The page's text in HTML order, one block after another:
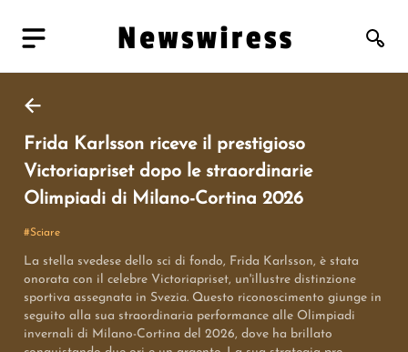
Frida Karlsson riceve il prestigioso
Victoriapriset dopo le straordinarie
Olimpiadi di Milano-Cortina 2026
#Sciare
La stella svedese dello sci di fondo, Frida Karlsson, è stata
onorata con il celebre Victoriapriset, un'illustre distinzione
sportiva assegnata in Svezia. Questo riconoscimento giunge in
seguito alla sua straordinaria performance alle Olimpiadi
invernali di Milano-Cortina del 2026, dove ha brillato